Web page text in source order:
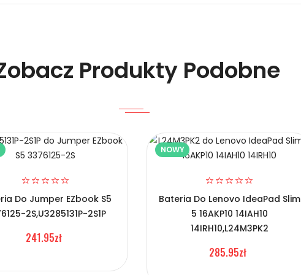
TL-2450
TL-2450?
Produkty Podobne
Do Jumper EZbook S5
2S,U3285131P-2S1P
241.95zł
NOWY
Bateria Do Lenovo IdeaPad Slim
5 16AKP10 14IAH10
14IRH10,L24M3PK2
285.95zł